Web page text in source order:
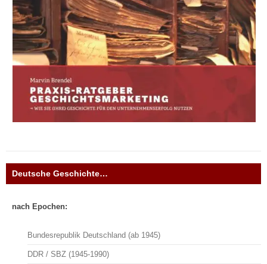
Deutsche Geschichte…
nach Epochen:
Bundesrepublik Deutschland (ab 1945)
DDR / SBZ (1945-1990)